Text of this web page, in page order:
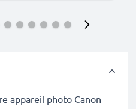
appareil photo Canon